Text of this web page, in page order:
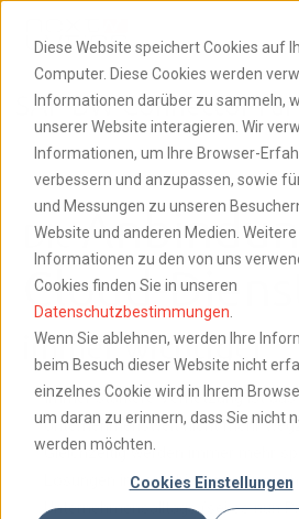
Diese Website speichert Cookies auf
Computer. Diese Cookies werden
Informationen darüber zu sammeln,
unserer Website interagieren. Wir
Informationen, um Ihre Browser-
verbessern und anzupassen, sowie
und Messungen zu unseren
Website und anderen Medien. Weitere
Informationen zu den von uns
Cookies finden Sie in unseren
Datenschutzbestimmungen
Wenn Sie ablehnen, werden Ihre
beim Besuch dieser Website nicht
einzelnes Cookie wird in Ihrem
um daran zu erinnern, dass Sie nicht
werden möchten.
Cookies Einstellungen
SAP BW Connector
Die
Cloud-
immer wichtiger
Immer stärkere Vernetzung ist aus
Unternehmenswelt nicht mehr
Gleichzeitig werden immer mehr
Lösungen in verschiedenen
Unternehmensalltags (sei es nun